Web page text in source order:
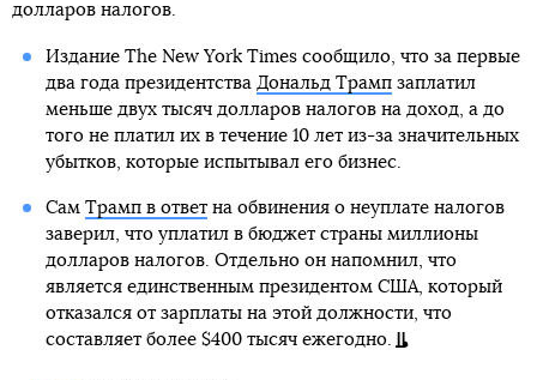
долларов налогов.
Издание The New York Times сообщило, что за первые
два года президентства Дональд Трампзаплатил
меньше двух тысяч долларов налогов на доход, а до
того не платил их в течение 10 лет из-за значительных
убытков, которые испытывал его бизнес.
Сам Трамп в ответна обвинения о неуплате налогов
заверил, что уплатил в бюджет страны миллионы
долларов налогов. Отдельно он напомнил, что
является единственным президентом США, который
отказался от зарплаты на этой должности, что
составляет более $400 тысяч ежегодно.